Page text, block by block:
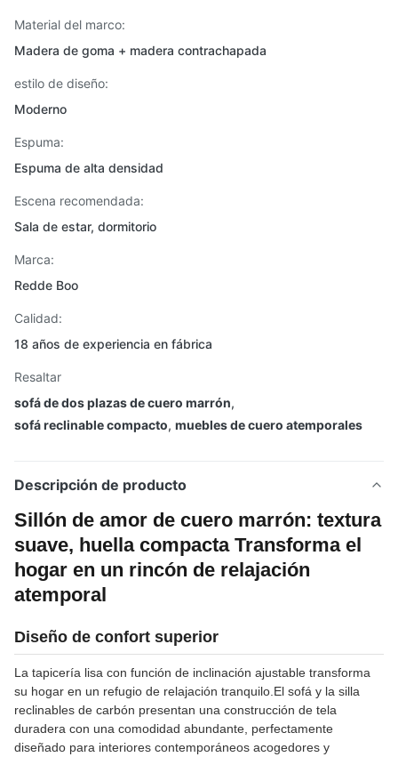
Material del marco:
Madera de goma + madera contrachapada
estilo de diseño:
Moderno
Espuma:
Espuma de alta densidad
Escena recomendada:
Sala de estar, dormitorio
Marca:
Redde Boo
Calidad:
18 años de experiencia en fábrica
Resaltar
sofá de dos plazas de cuero marrón,
sofá reclinable compacto, muebles de cuero atemporales
Descripción de producto
Sillón de amor de cuero marrón: textura
suave, huella compacta Transforma el
hogar en un rincón de relajación
atemporal
Diseño de confort superior
La tapicería lisa con función de inclinación ajustable transforma
su hogar en un refugio de relajación tranquilo.El sofá y la silla
reclinables de carbón presentan una construcción de tela
duradera con una comodidad abundante, perfectamente
diseñado para interiores contemporáneos acogedores y